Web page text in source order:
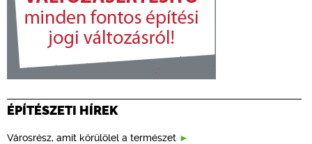
ÉPÍTÉSZETI HÍREK
Városrész, amit körülölel a természet